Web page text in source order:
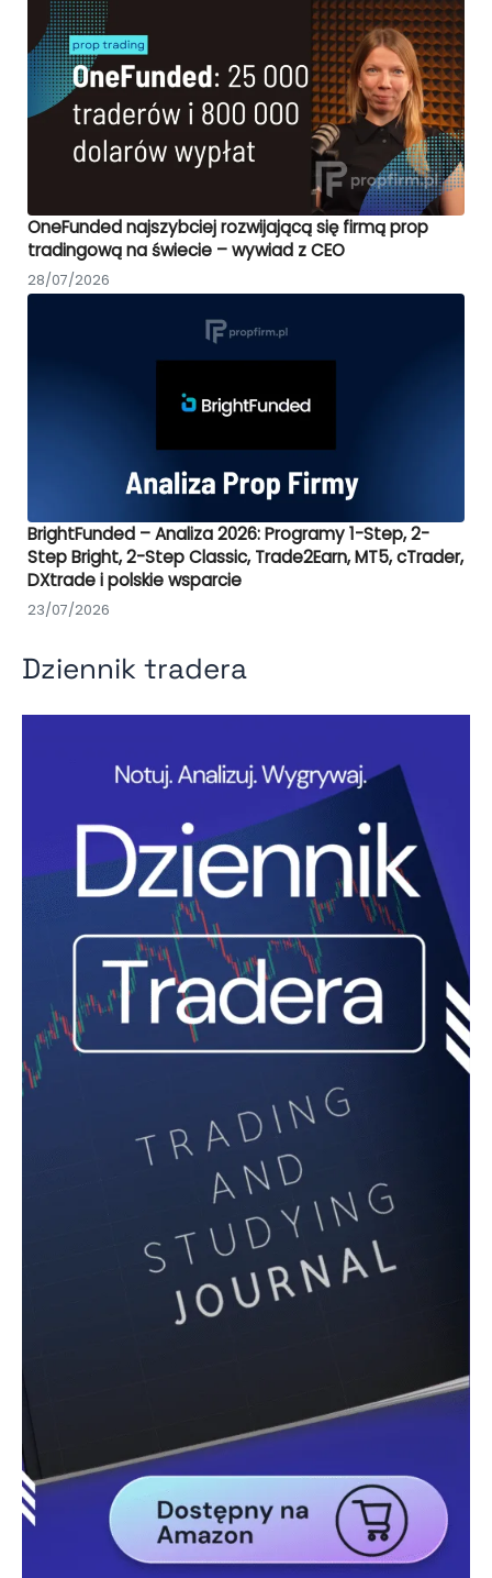
OneFunded najszybciej rozwijającą się firmą prop
tradingową na świecie – wywiad z CEO
28/07/2026
BrightFunded – Analiza 2026: Programy 1-Step, 2-
Step Bright, 2-Step Classic, Trade2Earn, MT5, cTrader,
DXtrade i polskie wsparcie
23/07/2026
Dziennik tradera